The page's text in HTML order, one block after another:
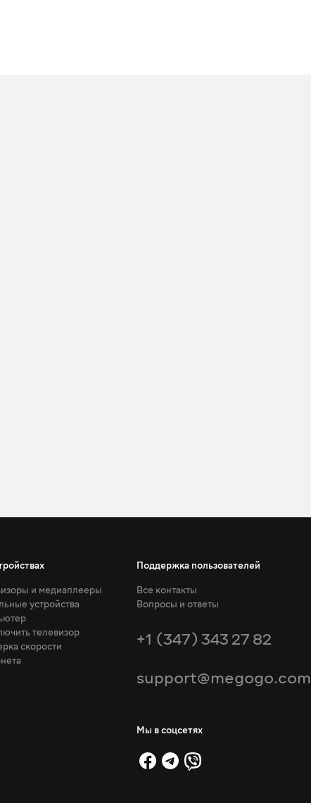
и медиаплееры
устройства
телевизор
скорости
Поддержка пользователей
Все контакты
Вопросы и ответы
+1 (347) 343 27 82
support@megogo.com
Мы в соцсетях